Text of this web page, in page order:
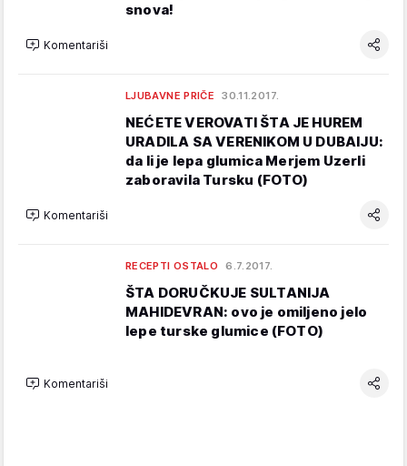
snova!
Komentariši
LJUBAVNE PRIČE 30.11.2017.
NEĆETE VEROVATI ŠTA JE HUREM
URADILA SA VERENIKOM U DUBAIJU:
da li je lepa glumica Merjem Uzerli
zaboravila Tursku (FOTO)
Komentariši
RECEPTI OSTALO 6.7.2017.
ŠTA DORUČKUJE SULTANIJA
MAHIDEVRAN: ovo je omiljeno jelo
lepe turske glumice (FOTO)
Komentariši